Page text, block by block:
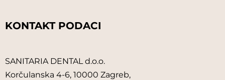
KONTAKT PODACI
SANITARIA DENTAL d.o.o.
Korčulanska 4-6, 10000 Zagreb,